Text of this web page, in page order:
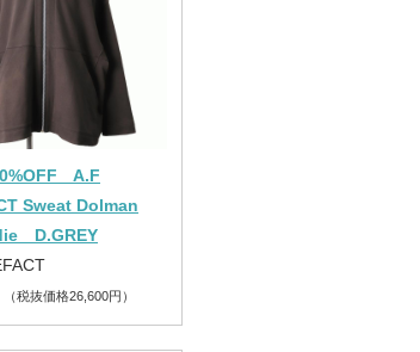
A.F
Sweat Dolman
D.GREY
（税抜価格26,600円）